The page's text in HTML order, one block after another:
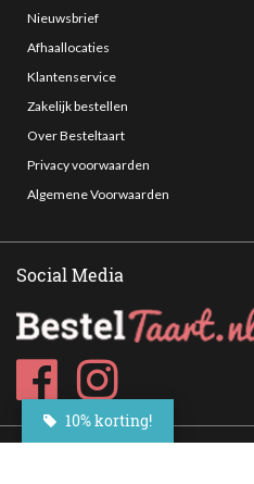
Nieuwsbrief
Afhaallocaties
Klantenservice
Zakelijk bestellen
Over Besteltaart
Privacy voorwaarden
Algemene Voorwaarden
Social Media
10% korting!